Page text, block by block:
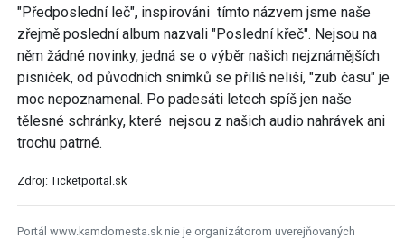
"Předposlední leč", inspirováni tímto názvem jsme naše
zřejmě poslední album nazvali "Poslední křeč". Nejsou na
něm žádné novinky, jedná se o výběr našich nejznámějších
pisniček, od původních snímků se příliš neliší, "zub času" je
moc nepoznamenal. Po padesáti letech spíš jen naše
tělesné schránky, které nejsou z našich audio nahrávek ani
trochu patrné.
Zdroj: Ticketportal.sk
Portál www.kamdomesta.sk nie je organizátorom uverejňovaných